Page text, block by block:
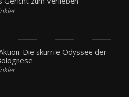
Die skurrile Odyssee der